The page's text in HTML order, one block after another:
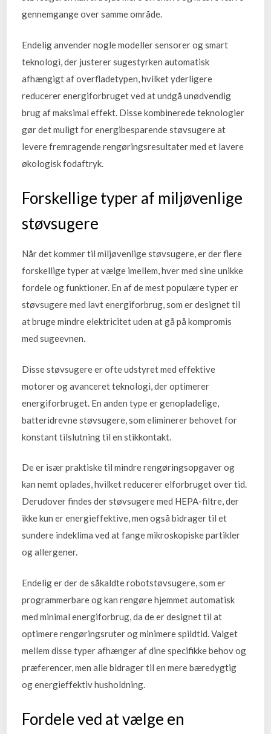
gennemgange over samme område.
Endelig anvender nogle modeller sensorer og smart
teknologi, der justerer sugestyrken automatisk
afhængigt af overfladetypen, hvilket yderligere
reducerer energiforbruget ved at undgå unødvendig
brug af maksimal effekt. Disse kombinerede teknologier
gør det muligt for energibesparende støvsugere at
levere fremragende rengøringsresultater med et lavere
økologisk fodaftryk.
Forskellige typer af miljøvenlige
støvsugere
Når det kommer til miljøvenlige støvsugere, er der flere
forskellige typer at vælge imellem, hver med sine unikke
fordele og funktioner. En af de mest populære typer er
støvsugere med lavt energiforbrug, som er designet til
at bruge mindre elektricitet uden at gå på kompromis
med sugeevnen.
Disse støvsugere er ofte udstyret med effektive
motorer og avanceret teknologi, der optimerer
energiforbruget. En anden type er genopladelige,
batteridrevne støvsugere, som eliminerer behovet for
konstant tilslutning til en stikkontakt.
De er især praktiske til mindre rengøringsopgaver og
kan nemt oplades, hvilket reducerer elforbruget over tid.
Derudover findes der støvsugere med HEPA-filtre, der
ikke kun er energieffektive, men også bidrager til et
sundere indeklima ved at fange mikroskopiske partikler
og allergener.
Endelig er der de såkaldte robotstøvsugere, som er
programmerbare og kan rengøre hjemmet automatisk
med minimal energiforbrug, da de er designet til at
optimere rengøringsruter og minimere spildtid. Valget
mellem disse typer afhænger af dine specifikke behov og
præferencer, men alle bidrager til en mere bæredygtig
og energieffektiv husholdning.
Fordele ved at vælge en